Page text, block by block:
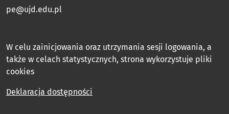
pe@ujd.edu.pl
W celu zainicjowania oraz utrzymania sesji logowania, a
także w celach statystycznych, strona wykorzystuje pliki
cookies
Deklaracja dostępności